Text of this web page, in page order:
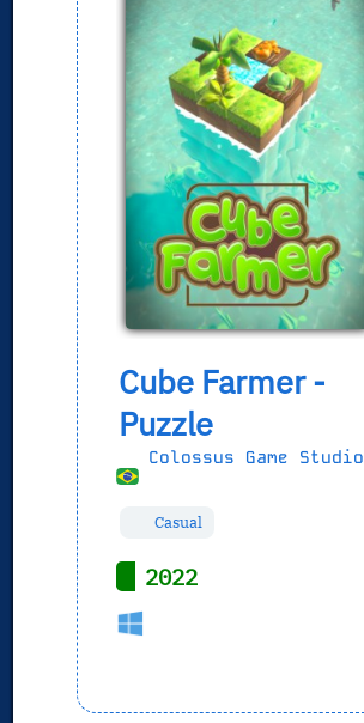
Cube Farmer -
Puzzle
Colossus Game Studio
Casual
2022